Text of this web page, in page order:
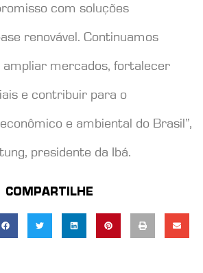
com soluções
renovável. Continuamos
ampliar mercados, fortalecer
e contribuir para o
e ambiental do Brasil”,
presidente da Ibá.
COMPARTILHE